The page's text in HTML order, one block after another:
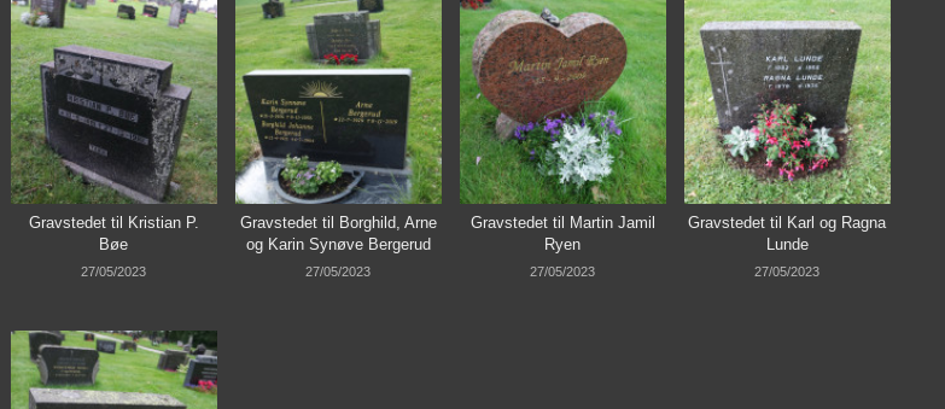
Gravstedet til Kristian P.
Bøe
27/05/2023
Gravstedet til Borghild, Arne
og Karin Synøve Bergerud
27/05/2023
Gravstedet til Martin Jamil
Ryen
27/05/2023
Gravstedet til Karl og Ragna
Lunde
27/05/2023